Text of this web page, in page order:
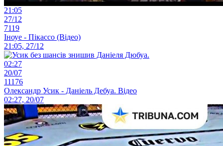
21:05
27/12
7119
Іноуе - Пікассо (Відео)
21:05, 27/12
02:27
20/07
11176
Олександр Усик - Даніель Дебуа. Відео
02:27, 20/07